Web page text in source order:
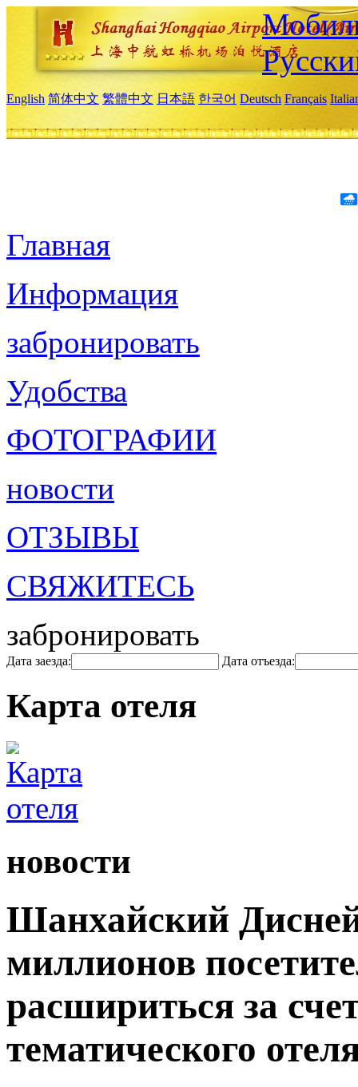
English 简体中文 繁體中文 日本語 한국어 Deutsch Français
Главная
Информация
забронировать
Удобства
ФОТОГРАФИИ
новости
ОТЗЫВЫ
СВЯЖИТЕСЬ
забронировать
Дата заезда: Дата отъезда:
Карта отеля
новости
Шанхайский
миллионов
расшириться за
тематического